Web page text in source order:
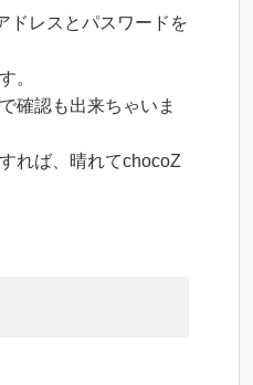
ドレスとパスワードを
。
確認も出来ちゃいま
れば、晴れてchocoZ